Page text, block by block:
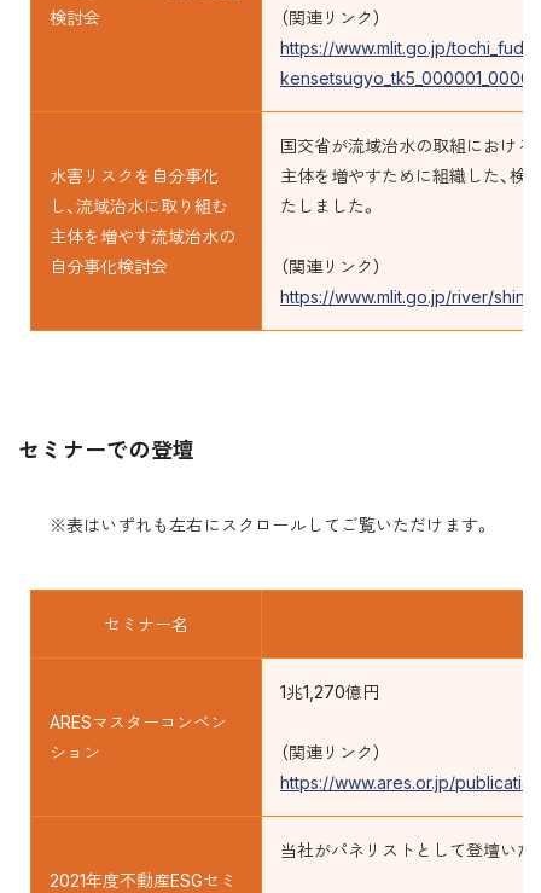
検討会
（関連リンク）
https://www.mlit.go.jp/
水害リスクを自分事化
し、流域治水に取り組む
主体を増やす流域治水の
自分事化検討会
国交省が流域治水の取組における
主体を増やすために組織した、検
たしました。
（関連リンク）
https://www.mlit.go.jp/river/
セミナーでの登壇
※表はいずれも左右にスクロールしてご覧いただけます。
セミナー名
ARESマスターコンベン
ション
1兆1,270億円
（関連リンク）
https://www.ares.or.jp/
2021年度不動産ESGセミ
当社がパネリストとして登壇いた